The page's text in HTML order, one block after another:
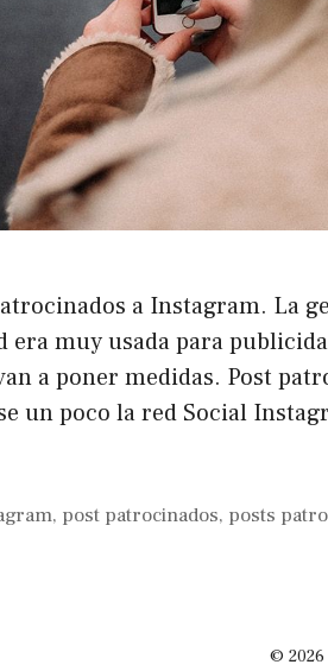
a Instagram. La
era muy usada para
a poner medidas. Post
un poco la red Social
, post patrocinados, posts
©